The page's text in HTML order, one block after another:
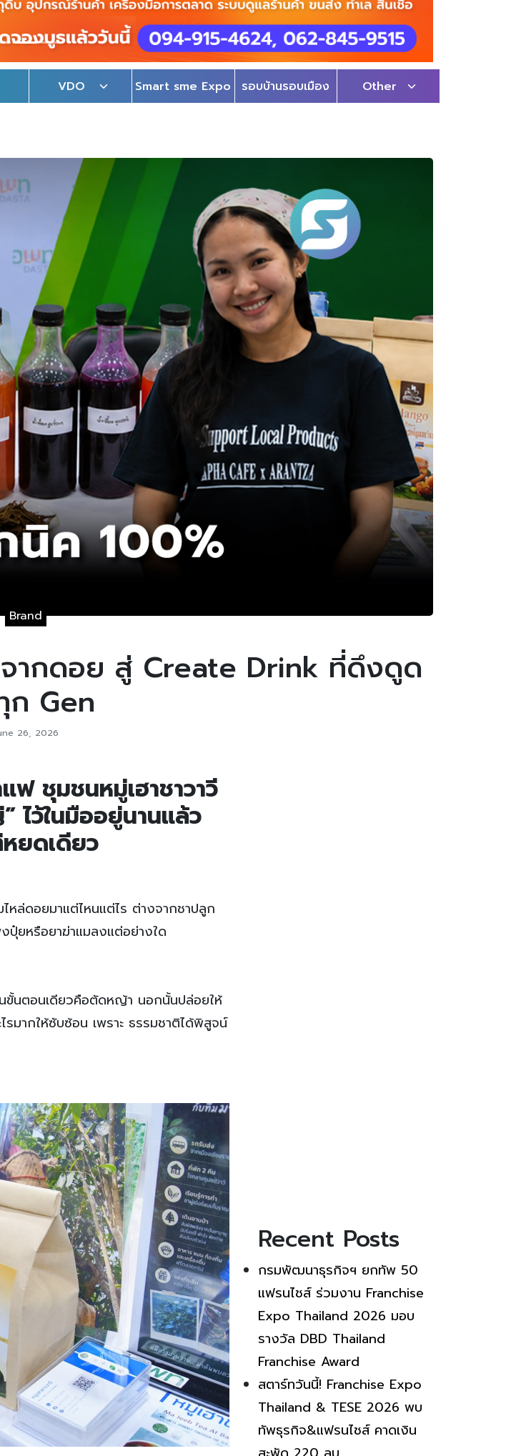
VDO Smart sme Expo รอบบ้านรอบเมือง Other
Brand
จากดอย สู่ Create Drink ที่ดึงดูด
ก Gen
ฟ ชุมชนหมู่เฮาชาวาวี
ไว้ในมืออยู่นานแล้ว
ยดเดียว
ล่ดอยมาแต่ไหนแต่ไร ต่างจากชาปลูก
ปุ๋ยหรือยาฆ่าแมลงแต่อย่างใด
ขั้นตอนเดียวคือตัดหญ้า นอกนั้นปล่อยให้
ากให้ซับซ้อน เพราะ ธรรมชาติได้พิสูจน์
Recent Posts
กรมพัฒนาธุรกิจฯ ยกทัพ 50
แฟรนไชส์ ร่วมงาน Franchise
Expo Thailand 2026 มอบ
รางวัล DBD Thailand
Franchise Award
สตาร์ทวันนี้! Franchise Expo
Thailand & TESE 2026 พบ
ทัพธุรกิจ&แฟรนไชส์ คาดเงิน